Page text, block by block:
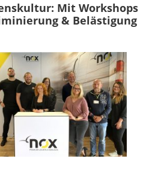
Mit Workshops
& Belästigung